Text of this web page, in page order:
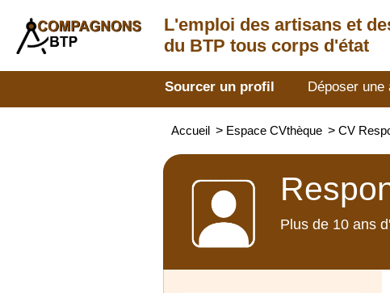
L'emploi des artisans et
du BTP tous corps d'état
Sourcer un profil Déposer une
Accueil > Espace CVthèque > CV
Plus de 10 ans